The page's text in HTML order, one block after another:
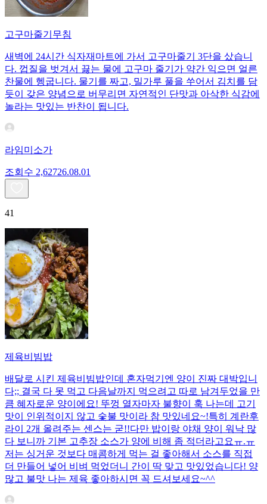
고구마줄기무침
새벽에 24시간 식자재마트에 가서 고구마줄기 3단을 샀습니
다. 껍질을 벗겨서 끓는 물에 고구마 줄기가 약간 익으면 얼른
찬물에 헹굽니다. 물기를 짜고, 밀가루 풀을 쑤어서 김치를 담
듯이 갖은 양념으로 버무리면 자연적인 단맛과 아삭한 식감에
놀라는 맛있는 반찬이 됩니다.
라임미소가
조회수 2,62726.08.01
41
제육비빔밥
배달로 시킨 제육비빔밥인데 혼자먹기엔 양이 진짜 대박입니
다;; 결국 다 못 먹고 다음날까지 먹으려고 따로 남겨두었을 만
큼 혜자로운 양이에요! 뚜껑 열자마자 불향이 훅 나는데 고기
맛이 인위적이지 않고 숯불 맛이라 참 맛있네요~!특히 계란후
라이 2개 올려주는 센스는 굳!! ​다만 밥이랑 야채 양이 워낙 많
다 보니까 기본 고추장 소스가 양에 비해 좀 적더라고요ㅠ.ㅠ
저는 싱거운 것보다 매콤하게 먹는 걸 좋아해서 소스를 직접
더 만들어 넣어 비벼 먹었더니 간이 딱 맞고 맛있었습니다! 양
많고 불맛 나는 제육 좋아하시면 꼭 드셔보세요~^^